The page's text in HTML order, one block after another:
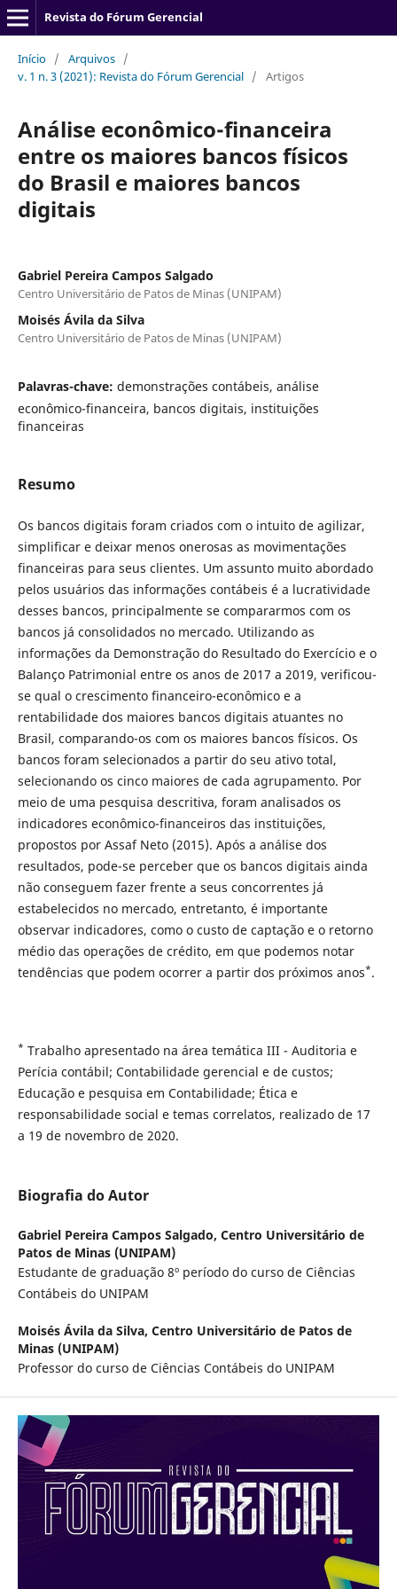
Revista do Fórum Gerencial
Início / Arquivos /
v. 1 n. 3 (2021): Revista do Fórum Gerencial / Artigos
Análise econômico-financeira
entre os maiores bancos físicos
do Brasil e maiores bancos
digitais
Gabriel Pereira Campos Salgado
Centro Universitário de Patos de Minas (UNIPAM)
Moisés Ávila da Silva
Centro Universitário de Patos de Minas (UNIPAM)
Palavras-chave: demonstrações contábeis, análise
econômico-financeira, bancos digitais, instituições
financeiras
Resumo
Os bancos digitais foram criados com o intuito de agilizar,
simplificar e deixar menos onerosas as movimentações
financeiras para seus clientes. Um assunto muito abordado
pelos usuários das informações contábeis é a lucratividade
desses bancos, principalmente se compararmos com os
bancos já consolidados no mercado. Utilizando as
informações da Demonstração do Resultado do Exercício e o
Balanço Patrimonial entre os anos de 2017 a 2019, verificou-
se qual o crescimento financeiro-econômico e a
rentabilidade dos maiores bancos digitais atuantes no
Brasil, comparando-os com os maiores bancos físicos. Os
bancos foram selecionados a partir do seu ativo total,
selecionando os cinco maiores de cada agrupamento. Por
meio de uma pesquisa descritiva, foram analisados os
indicadores econômico-financeiros das instituições,
propostos por Assaf Neto (2015). Após a análise dos
resultados, pode-se perceber que os bancos digitais ainda
não conseguem fazer frente a seus concorrentes já
estabelecidos no mercado, entretanto, é importante
observar indicadores, como o custo de captação e o retorno
médio das operações de crédito, em que podemos notar
tendências que podem ocorrer a partir dos próximos anos*.
* Trabalho apresentado na área temática III - Auditoria e
Perícia contábil; Contabilidade gerencial e de custos;
Educação e pesquisa em Contabilidade; Ética e
responsabilidade social e temas correlatos, realizado de 17
a 19 de novembro de 2020.
Biografia do Autor
Gabriel Pereira Campos Salgado, Centro Universitário de
Patos de Minas (UNIPAM)
Estudante de graduação 8º período do curso de Ciências
Contábeis do UNIPAM
Moisés Ávila da Silva, Centro Universitário de Patos de
Minas (UNIPAM)
Professor do curso de Ciências Contábeis do UNIPAM